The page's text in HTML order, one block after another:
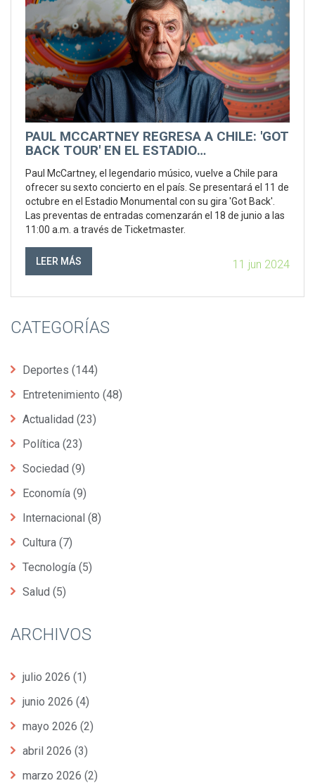
PAUL MCCARTNEY REGRESA A CHILE: 'GOT
BACK TOUR' EN EL ESTADIO
Paul McCartney, el legendario músico, vuelve a Chile para
ofrecer su sexto concierto en el país. Se presentará el 11 de
octubre en el Estadio Monumental con su gira 'Got Back'.
Las preventas de entradas comenzarán el 18 de junio a las
11:00 a.m. a través de Ticketmaster.
LEER MÁS 11 jun 2024
CATEGORÍAS
Deportes (144)
Entretenimiento (48)
Actualidad (23)
Política (23)
Sociedad (9)
Economía (9)
Internacional (8)
Cultura (7)
Tecnología (5)
Salud (5)
ARCHIVOS
julio 2026 (1)
junio 2026 (4)
mayo 2026 (2)
abril 2026 (3)
marzo 2026 (2)